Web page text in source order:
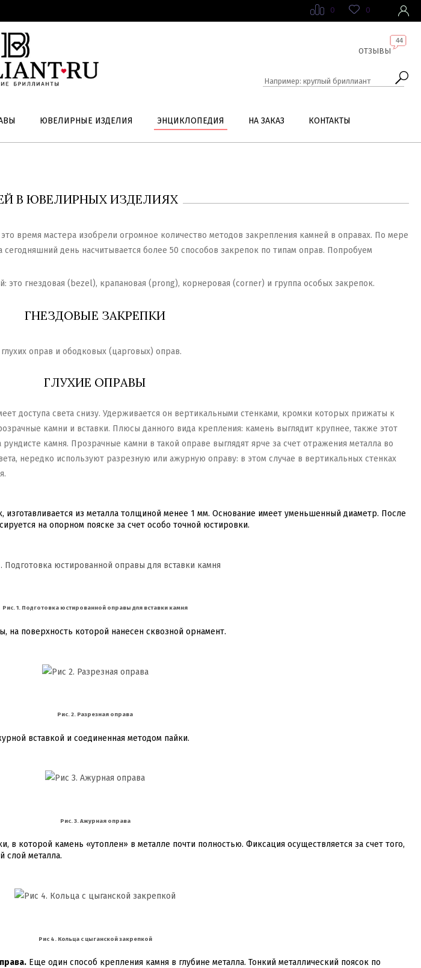
0 0
ОТЗЫВЫ
44
ЮВЕЛИРНЫЕ ИЗДЕЛИЯ ЭНЦИКЛОПЕДИЯ НА ЗАКАЗ КОНТАКТЫ
В ЮВЕЛИРНЫХ ИЗДЕЛИЯХ
время мастера изобрели огромное количество методов закрепления камней в оправах. По мере
сегодняшний день насчитывается более 50 способов закрепок по типам оправ. Попробуем
это гнездовая (bezel), крапановая (prong), корнеровая (corner) и группа особых закрепок.
ГНЕЗДОВЫЕ ЗАКРЕПКИ
оправ и ободковых (царговых) оправ.
ГЛУХИЕ ОПРАВЫ
доступа света снизу. Удерживается он вертикальными стенками, кромки которых прижаты к
камни и вставки. Плюсы данного вида крепления: камень выглядит крупнее, также этот
камня. Прозрачные камни в такой оправе выглядят ярче за счет отражения металла во
нередко используют разрезную или ажурную оправу: в этом случае в вертикальных стенках
изготавливается из металла толщиной менее 1 мм. Основание имеет уменьшенный диаметр. После
на опорном пояске за счет особо точной юстировки.
Рис. 1. Подготовка юстированной оправы для вставки камня
на поверхность которой нанесен сквозной орнамент.
Рис. 2. Разрезная оправа
вставкой и соединенная методом пайки.
Рис. 3. Ажурная оправа
в которой камень «утоплен» в металле почти полностью. Фиксация осуществляется за счет того,
слой металла.
Рис 4. Кольца с цыганской закрепкой
Еще один способ крепления камня в глубине металла. Тонкий металлический поясок по